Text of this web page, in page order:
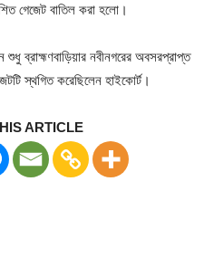
গেজেট বাতিল করা হলো।
ব্রাহ্মণবাড়িয়ার নবীনগরের অবসরপ্রাপ্ত
স্থগিত করেছিলেন হাইকোর্ট।
ARTICLE